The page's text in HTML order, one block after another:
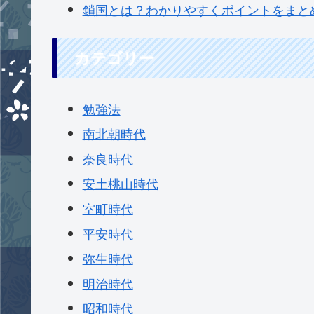
鎖国とは？わかりやすくポイントをまと
カテゴリー
勉強法
南北朝時代
奈良時代
安土桃山時代
室町時代
平安時代
弥生時代
明治時代
昭和時代